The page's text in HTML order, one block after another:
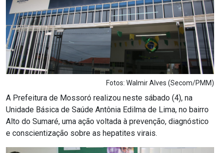
Fotos: Walmir Alves (Secom/PMM)
A Prefeitura de Mossoró realizou neste sábado (4), na
Unidade Básica de Saúde Antônia Edilma de Lima, no bairro
Alto do Sumaré, uma ação voltada à prevenção, diagnóstico
e conscientização sobre as hepatites virais.